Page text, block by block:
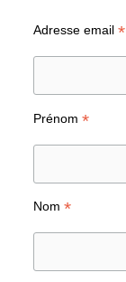
Adresse email *
Prénom *
Nom *